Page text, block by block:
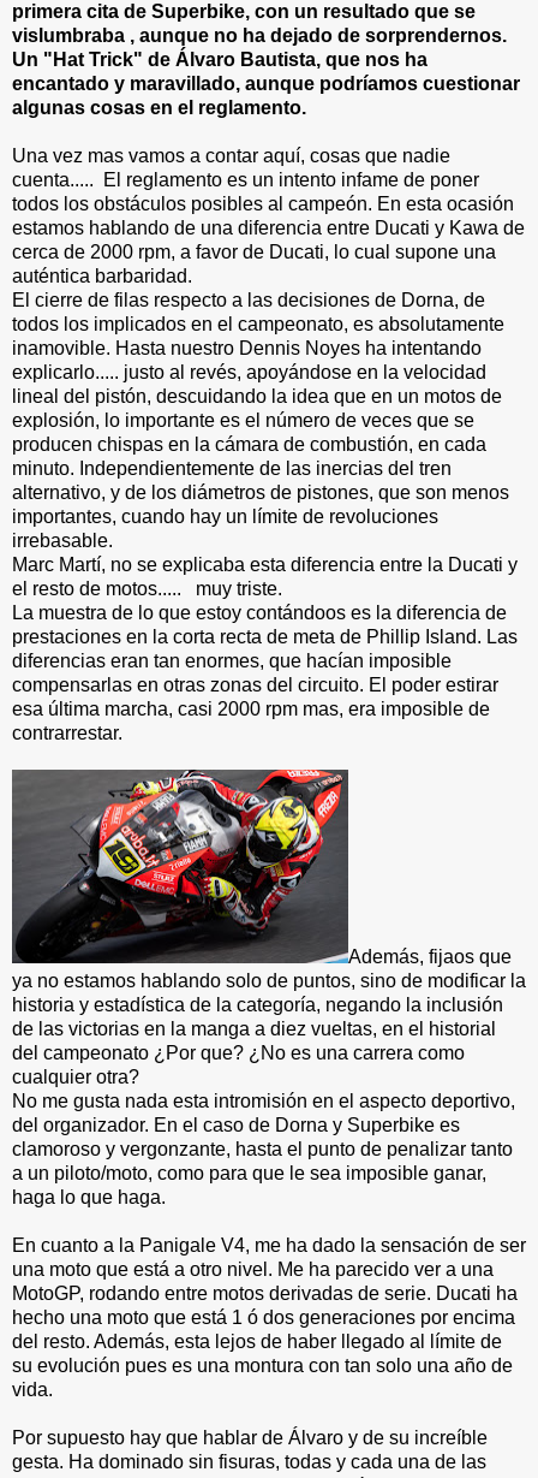
primera cita de Superbike, con un resultado que se
vislumbraba , aunque no ha dejado de sorprendernos.
Un "Hat Trick" de Álvaro Bautista, que nos ha
encantado y maravillado, aunque podríamos cuestionar
algunas cosas en el reglamento.
Una vez mas vamos a contar aquí, cosas que nadie
cuenta..... El reglamento es un intento infame de poner
todos los obstáculos posibles al campeón. En esta ocasión
estamos hablando de una diferencia entre Ducati y Kawa de
cerca de 2000 rpm, a favor de Ducati, lo cual supone una
auténtica barbaridad.
El cierre de filas respecto a las decisiones de Dorna, de
todos los implicados en el campeonato, es absolutamente
inamovible. Hasta nuestro Dennis Noyes ha intentando
explicarlo..... justo al revés, apoyándose en la velocidad
lineal del pistón, descuidando la idea que en un motos de
explosión, lo importante es el número de veces que se
producen chispas en la cámara de combustión, en cada
minuto. Independientemente de las inercias del tren
alternativo, y de los diámetros de pistones, que son menos
importantes, cuando hay un límite de revoluciones
irrebasable.
Marc Martí, no se explicaba esta diferencia entre la Ducati y
el resto de motos..... muy triste.
La muestra de lo que estoy contándoos es la diferencia de
prestaciones en la corta recta de meta de Phillip Island. Las
diferencias eran tan enormes, que hacían imposible
compensarlas en otras zonas del circuito. El poder estirar
esa última marcha, casi 2000 rpm mas, era imposible de
contrarrestar.
Además, fijaos que
ya no estamos hablando solo de puntos, sino de modificar la
historia y estadística de la categoría, negando la inclusión
de las victorias en la manga a diez vueltas, en el historial
del campeonato ¿Por que? ¿No es una carrera como
cualquier otra?
No me gusta nada esta intromisión en el aspecto deportivo,
del organizador. En el caso de Dorna y Superbike es
clamoroso y vergonzante, hasta el punto de penalizar tanto
a un piloto/moto, como para que le sea imposible ganar,
haga lo que haga.
En cuanto a la Panigale V4, me ha dado la sensación de ser
una moto que está a otro nivel. Me ha parecido ver a una
MotoGP, rodando entre motos derivadas de serie. Ducati ha
hecho una moto que está 1 ó dos generaciones por encima
del resto. Además, esta lejos de haber llegado al límite de
su evolución pues es una montura con tan solo una año de
vida.
Por supuesto hay que hablar de Álvaro y de su increíble
gesta. Ha dominado sin fisuras, todas y cada una de las